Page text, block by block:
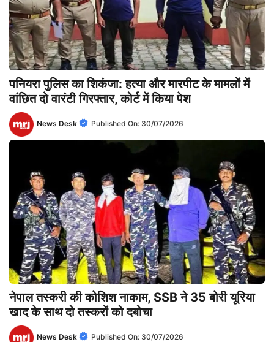
पनियरा पुलिस का शिकंजा: हत्या और मारपीट के मामलों में
वांछित दो वारंटी गिरफ्तार, कोर्ट में किया पेश
News Desk Published On: 30/07/2026
नेपाल तस्करी की कोशिश नाकाम, SSB ने 35 बोरी यूरिया
खाद के साथ दो तस्करों को दबोचा
News Desk Published On: 30/07/2026